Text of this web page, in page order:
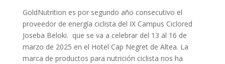
GoldNutrition es por segundo año consecutivo el
proveedor de energía ciclista del IX Campus Ciclored
Joseba Beloki. que se va a celebrar del 13 al 16 de
marzo de 2025 en el Hotel Cap Negret de Altea. La
marca de productos para nutrición ciclista nos ha